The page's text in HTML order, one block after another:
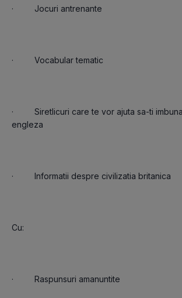
·         Siretlicuri care te vor ajuta sa-ti